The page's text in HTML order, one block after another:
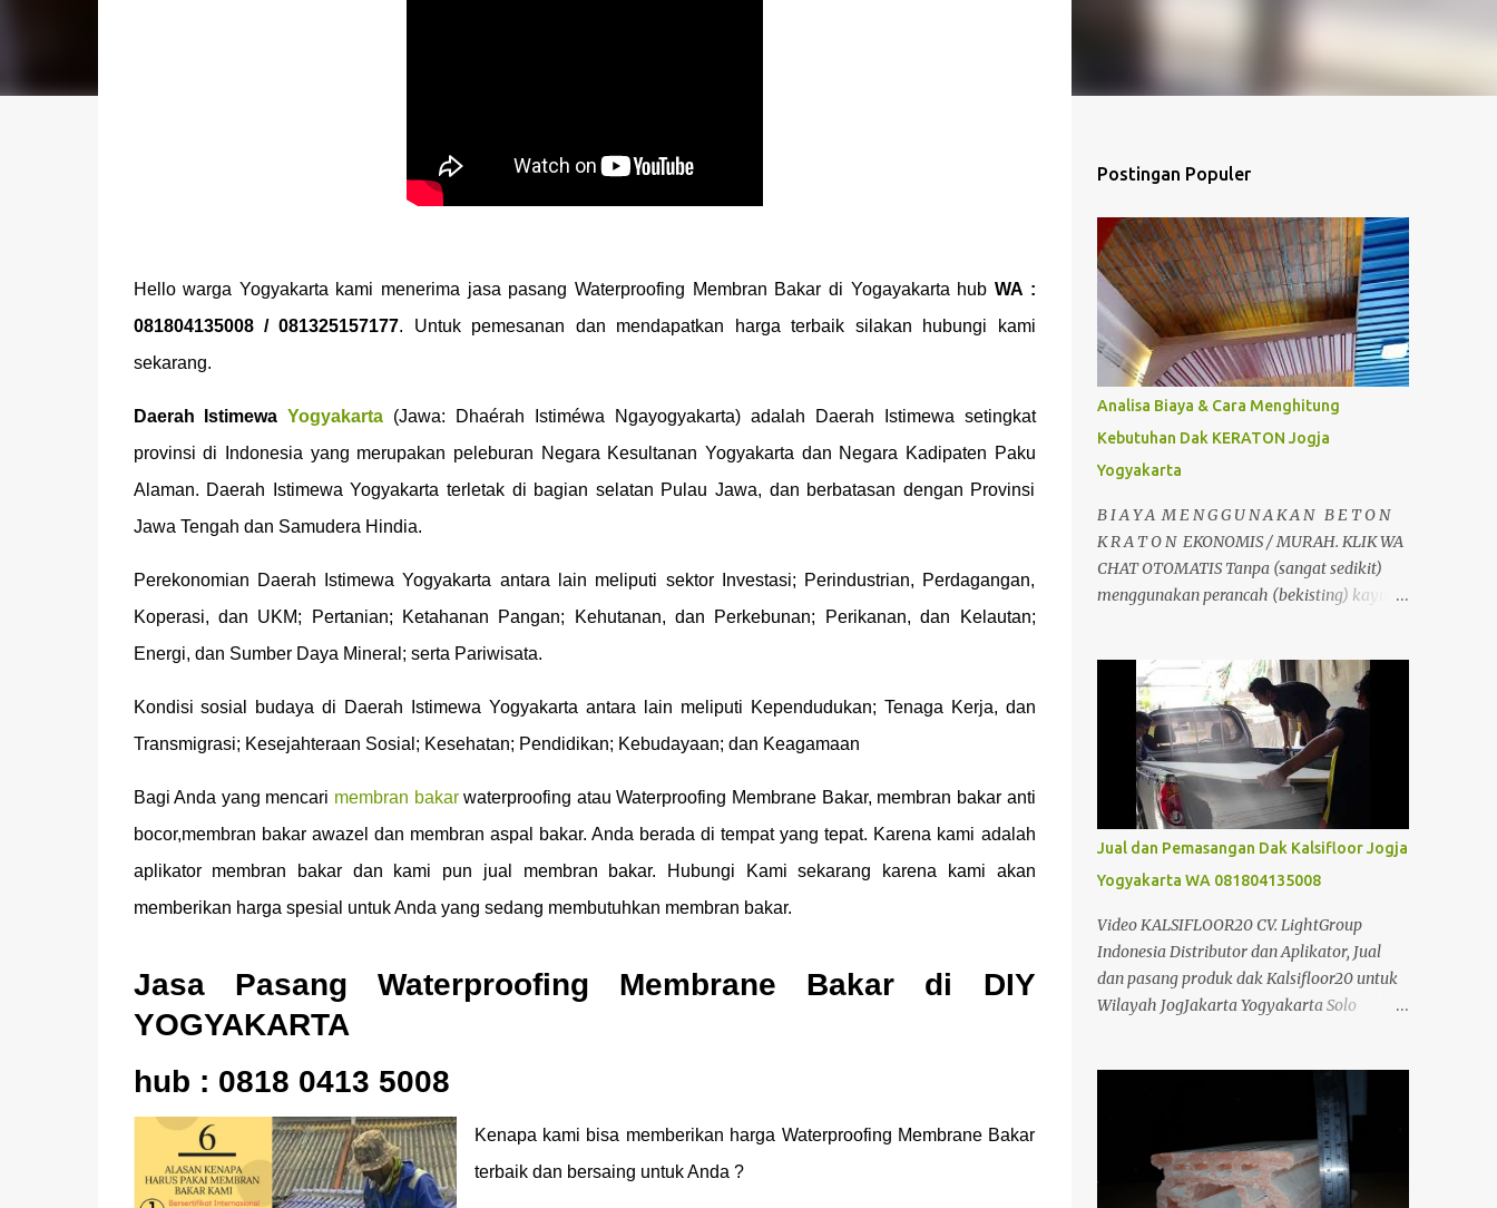
Hello warga Yogyakarta kami menerima jasa pasang Waterproofing Membran Bakar di Yogayakarta hub WA :
081804135008 / 081325157177. Untuk pemesanan dan mendapatkan harga terbaik silakan hubungi kami
sekarang.
Daerah IstimewaYogyakarta (Jawa: Dhaérah Istiméwa Ngayogyakarta) adalah Daerah Istimewa setingkat
provinsi di Indonesia yang merupakan peleburan Negara Kesultanan Yogyakarta dan Negara Kadipaten Paku
Alaman. Daerah Istimewa Yogyakarta terletak di bagian selatan Pulau Jawa, dan berbatasan dengan Provinsi
Jawa Tengah dan Samudera Hindia.
Perekonomian Daerah Istimewa Yogyakarta antara lain meliputi sektor Investasi; Perindustrian, Perdagangan,
Koperasi, dan UKM; Pertanian; Ketahanan Pangan; Kehutanan, dan Perkebunan; Perikanan, dan Kelautan;
Energi, dan Sumber Daya Mineral; serta Pariwisata.
Kondisi sosial budaya di Daerah Istimewa Yogyakarta antara lain meliputi Kependudukan; Tenaga Kerja, dan
Transmigrasi; Kesejahteraan Sosial; Kesehatan; Pendidikan; Kebudayaan; dan Keagamaan
Bagi Anda yang mencari membran bakarwaterproofing atau Waterproofing Membrane Bakar, membran bakar anti
bocor,membran bakar awazel dan membran aspal bakar. Anda berada di tempat yang tepat. Karena kami adalah
aplikator membran bakar dan kami pun jual membran bakar. Hubungi Kami sekarang karena kami akan
memberikan harga spesial untuk Anda yang sedang membutuhkan membran bakar.
Jasa Pasang Waterproofing Membrane Bakar di DIY
YOGYAKARTA
hub : 0818 0413 5008
Kenapa kami bisa memberikan harga Waterproofing Membrane Bakar
terbaik dan bersaing untuk Anda ?
Postingan Populer
Analisa Biaya & Cara Menghitung
Kebutuhan Dak KERATON Jogja
Yogyakarta
B I A Y A M E N G G U N A K A N B E T O N
K R A T O N EKONOMIS / MURAH. KLIK WA
CHAT OTOMATIS Tanpa (sangat sedikit)
menggunakan perancah (bekisting) kayu,
pemakaian beton sangat sedikit sehingga
menghemat material. Dapat berfungsi
sebagai perancah tetap, dipasang tanpa
perlu pembongkaran. Jadi jelas dari segi
perancah sangat ada penghematan.
dibandingkan dengan pembuatan plat
lantai beton konvensional biasa. Selain itu
juga tidak memerlukan alat bantu seperti
krane, sehingga dapat mengurangi biaya
konstruksi. Analisa Perbandingan Cor Beton
Konfensional Dan Dak Beton Kraton Analisa
Harga Biaya Pekerjaan Beton Kraton/m2 &
Cara Menghitung Kebutuhan Dak
Harga Satuan Jumlah Kraton T= 10 Cm 20
m2 10 ,000.00 200,000.00 Besi ...
Jual dan Pemasangan Dak Kalsifloor Jogja
Yogyakarta WA 081804135008
Video KALSIFLOOR20 CV. LightGroup
Indonesia Distributor dan Aplikator, Jual
dan pasang produk dak Kalsifloor20 untuk
Wilayah JogJakarta Yogyakarta Solo
Salatiga Ambarawa Temanggung
Purworejo Banjarnegara Purbalingga
Rembang Grobogan Cepu Kudus Pati Jepara
Kendal dan Jawa Tengah; Telp/SMS/WA